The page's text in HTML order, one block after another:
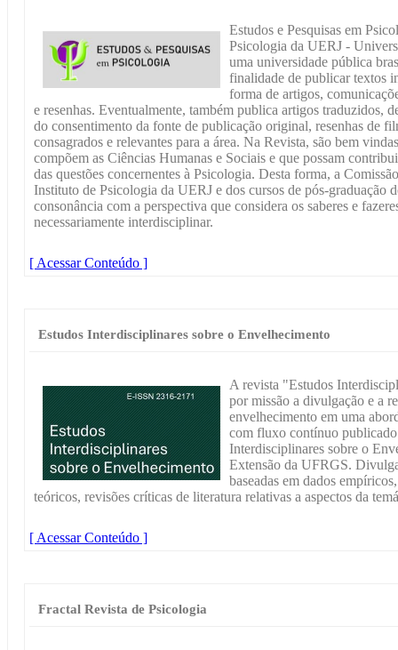
Estudos e Pesquisas em
Psicologia da UERJ -
uma universidade pública
finalidade de publicar textos
forma de artigos,
e resenhas. Eventualmente, também publica artigos traduzidos,
do consentimento da fonte de publicação original, resenhas de
consagrados e relevantes para a área. Na Revista, são bem
compõem as Ciências Humanas e Sociais e que possam
das questões concernentes à Psicologia. Desta forma, a
Instituto de Psicologia da UERJ e dos cursos de pós-graduação
consonância com a perspectiva que considera os saberes e
necessariamente interdisciplinar.
[ Acessar Conteúdo ]
Estudos Interdisciplinares sobre o Envelhecimento
A revista "Estudos
por missão a divulgação e a
envelhecimento em uma
com fluxo contínuo
Interdisciplinares sobre o
Extensão da UFRGS.
baseadas em dados
teóricos, revisões críticas de literatura relativas a aspectos da
[ Acessar Conteúdo ]
Fractal Revista de Psicologia